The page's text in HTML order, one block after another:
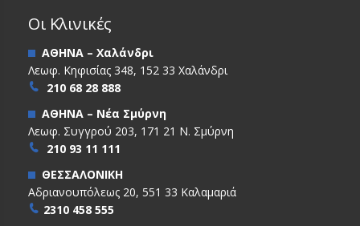
Οι Κλινικές
ΑΘΗΝΑ – Χαλάνδρι
Λεωφ. Κηφισίας 348, 152 33 Χαλάνδρι
210 68 28 888
ΑΘΗΝΑ – Νέα Σμύρνη
Λεωφ. Συγγρού 203, 171 21 Ν. Σμύρνη
210 93 11 111
ΘΕΣΣΑΛΟΝΙΚΗ
Αδριανουπόλεως 20, 551 33 Καλαμαριά
2310 458 555